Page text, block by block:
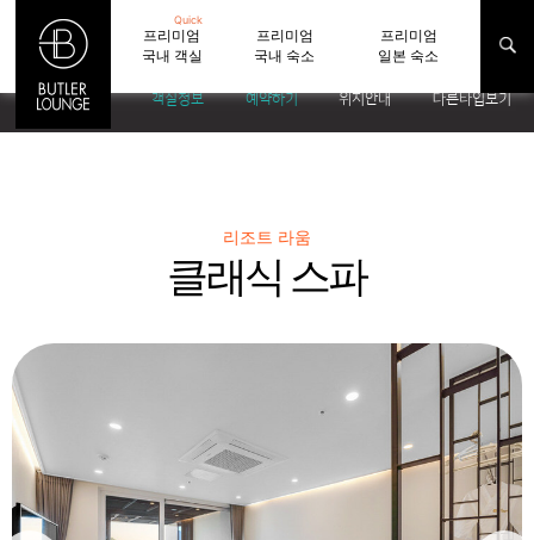
프리미엄
국내 객실
Quick
프리미엄
국내 숙소
프리미엄
일본 숙소
객실정보 예약하기 위치안내 다른타입보기
리조트 라움
클래식 스파